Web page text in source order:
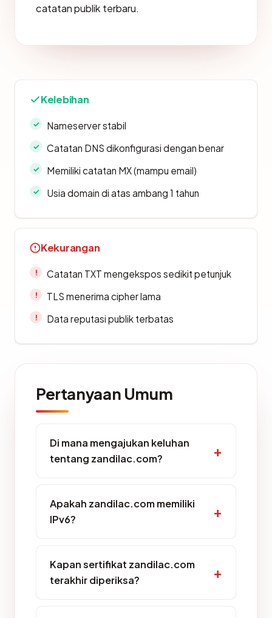
catatan publik terbaru.
Kelebihan
Nameserver stabil
Catatan DNS dikonfigurasi dengan benar
Memiliki catatan MX (mampu email)
Usia domain di atas ambang 1 tahun
Kekurangan
Catatan TXT mengekspos sedikit petunjuk
TLS menerima cipher lama
Data reputasi publik terbatas
Pertanyaan Umum
Di mana mengajukan keluhan
tentang zandilac.com?
Apakah zandilac.com memiliki
IPv6?
Kapan sertifikat zandilac.com
terakhir diperiksa?